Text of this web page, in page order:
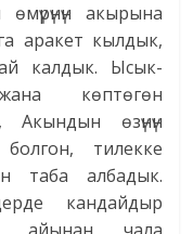
акырына
аракет кылдык,
калдык. Ысык-
көптөгөн
Акындын өзүнүн
тилекке
таба албадык.
кандайдыр